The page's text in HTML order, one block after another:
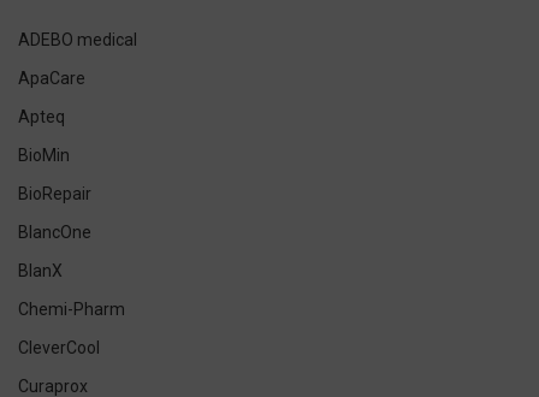
ADEBO medical
ApaCare
Apteq
BioMin
BioRepair
BlancOne
BlanX
Chemi-Pharm
CleverCool
Curaprox